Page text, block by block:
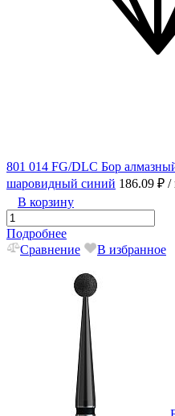
801 014 FG/DLC Бор
шаровидный синий 186.09 ₽ /
В корзину
Подробнее
Сравнение
В избранное